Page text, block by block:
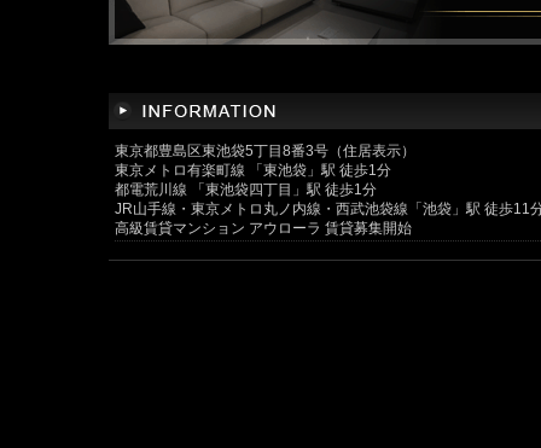
東京都豊島区東池袋5丁目8番3号（住居表示）
東京メトロ有楽町線 「東池袋」駅 徒歩1分
都電荒川線 「東池袋四丁目」駅 徒歩1分
JR山手線・東京メトロ丸ノ内線・西武池袋線「池袋」駅 徒歩11
高級賃貸マンション アウローラ 賃貸募集開始